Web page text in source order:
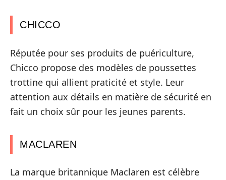
CHICCO
Réputée pour ses produits de puériculture,
Chicco propose des modèles de poussettes
trottine qui allient praticité et style. Leur
attention aux détails en matière de sécurité en
fait un choix sûr pour les jeunes parents.
MACLAREN
La marque britannique Maclaren est célèbre